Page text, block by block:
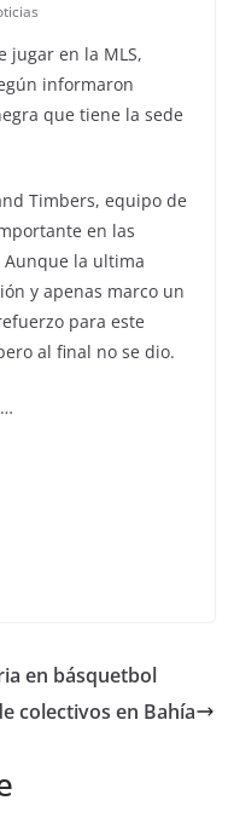
jugar en la MLS,
informaron
que tiene la sede
Timbers, equipo de
en las
Aunque la ultima
y apenas marco un
para este
al final no se dio.
en básquetbol
colectivos en Bahía